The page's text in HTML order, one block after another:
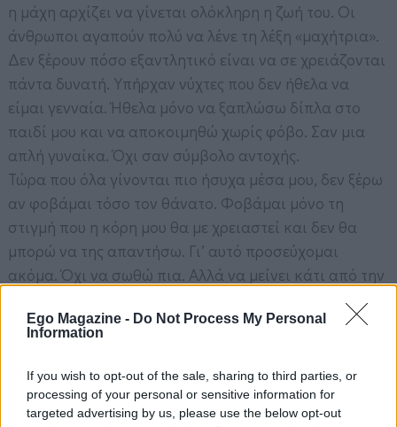
Ego Magazine - Do Not Process My Personal
Information
If you wish to opt-out of the sale, sharing to third parties, or
processing of your personal or sensitive information for
targeted advertising by us, please use the below opt-out
η μάχη αρχίζει να γίνεται ολόκληρη η ζωή του. Οι
άνθρωποι αγαπούν πολύ να λένε τη λέξη «μαχήτρια».
Δεν ξέρουν πόσο εξαντλητικό είναι να σε χρειάζονται
πάντα δυνατή. Υπήρχαν νύχτες που δεν ήθελα να
είμαι γενναία. Ήθελα μόνο να ξαπλώσω δίπλα στο
παιδί μου και να αποκοιμηθώ χωρίς φόβο. Σαν μια
απλή γυναίκα. Όχι σαν σύμβολο αντοχής.
Τώρα που όλα γίνονται πιο ήσυχα μέσα μου, δεν ξέρω
αν φοβάμαι τόσο τον θάνατο. Φοβάμαι μόνο τη
στιγμή που η κόρη μου θα με χρειαστεί και δεν θα
μπορώ να της απαντήσω. Γι’ αυτό προσεύχομαι
ακόμα. Όχι να σωθώ πια. Αλλά να μείνει κάτι από την
αγάπη μου επάνω της όταν θα λείπω. Σαν χέρι στον
ώμο της. Σαν ανάσα μέσα στον ύπνο της. Σαν μια
υπήρξε μια γυναίκα που την αγάπησε τόσο πολύ,
ώστε ακόμα και μπροστά στον θάνατο δεν έπαψε να
παρακαλά τον Θεό μόνο για εκείνη»